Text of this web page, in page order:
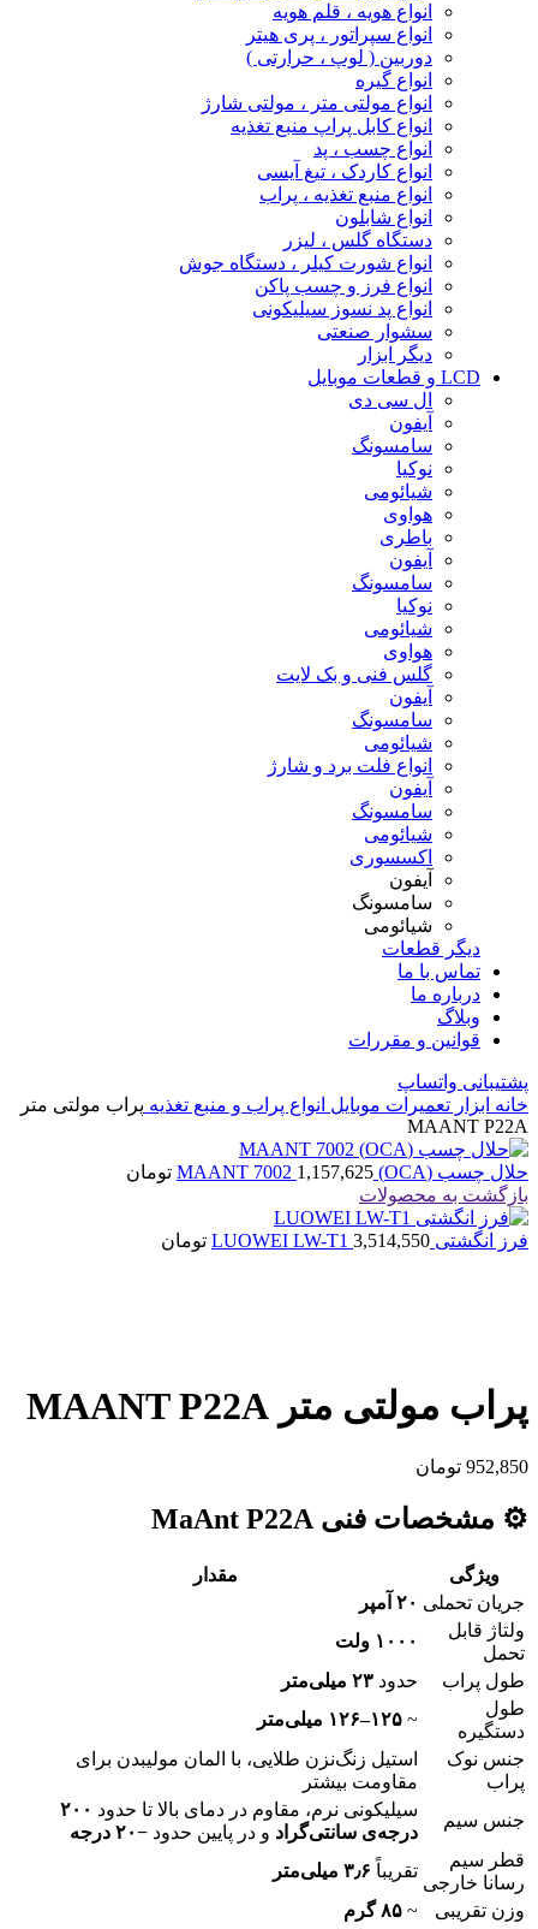
انواع هویه ، قلم هویه
انواع سپراتور ، پری هیتر
دوربین ( لوپ ، حرارتی )
انواع گیره
انواع مولتی متر ، مولتی شارژ
انواع کابل پراپ منبع تغذیه
انواع چسب ، پد
انواع کاردک ، تیغ آیسی
انواع منبع تغذیه ، پراب
انواع شابلون
دستگاه گلس ، لیزر
انواع شورت کیلر ، دستگاه جوش
انواع فرز و چسب پاکن
انواع پد نسوز سیلیکونی
سشوار صنعتی
دیگر ابزار
LCD و قطعات موبایل
ال سی دی
آیفون
سامسونگ
نوکیا
شیائومی
هواوی
باطری
آیفون
سامسونگ
نوکیا
شیائومی
هواوی
گلس فنی و بک لایت
آیفون
سامسونگ
شیائومی
انواع فلت برد و شارژ
آیفون
سامسونگ
شیائومی
اکسسوری
آیفون
سامسونگ
شیائومی
دیگر قطعات
تماس با ما
درباره ما
وبلاگ
قوانین و مقررات
پشتیبانی واتساپ
خانه ابزار تعمیرات موبایل انواع پراب و منبع تغذیه پراب مولتی متر
MAANT P22A
حلال چسب (OCA) MAANT 7002 1,157,625
تومان
بازگشت به محصولات
فرز انگشتی LUOWEI LW-T1 3,514,550
تومان
پراب مولتی متر MAANT P22A
952,850 تومان
⚙️ مشخصات فنی MaAnt P22A
ویژگی
مقدار
جریان تحملی ۲۰ آمپر
ولتاژ قابل
تحمل
۱۰۰۰ ولت
طول پراب
حدود ۲۳ میلی‌متر
طول
دستگیره
~ ۱۲۵–۱۲۶ میلی‌متر
جنس نوک
پراب
استیل زنگ‌نزن طلایی، با المان مولیبدن برای
مقاومت بیشتر
جنس سیم
سیلیکونی نرم، مقاوم در دمای بالا تا حدود ۲۰۰
درجه‌ی سانتی‌گراد و در پایین حدود −۲۰ درجه
قطر سیم
رسانا خارجی
تقریباً ۳٫۶ میلی‌متر
وزن تقریبی
~ ۸۵ گرم